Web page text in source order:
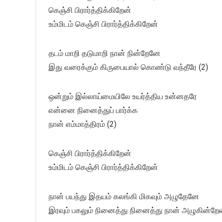
கெஞ்சி பிரார்த்திக்கிறேன்
உம்மிடம் கெஞ்சி பிரார்த்திக்கிறேன்
தடம் மாறி தடுமாறி நான் நின்றேனே
இது வரைக்கும் கிருபையால் கொண்டு வந்தீரே (2)
ஒன்றும் இல்லாய்மையிலே உயர்த்திய உன்னதரே
என்னை நினைத்துப் பார்க்க
நான் எம்மாத்திரம் (2)
கெஞ்சி பிரார்த்திக்கிறேன்
உம்மிடம் கெஞ்சி பிரார்த்திக்கிறேன்
நான் பயந்து இதயம் கலங்கி மிகவும் அழுதேனே
இரவும் பகலும் நினைத்து நினைத்து நான்